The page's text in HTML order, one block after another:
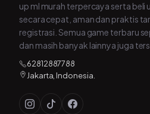
up ml murah terpercaya serta beli
secara cepat, aman dan praktis
registrasi. Semua game terbaru
dan masih banyak lainnya juga
62812887788
Jakarta, Indonesia.